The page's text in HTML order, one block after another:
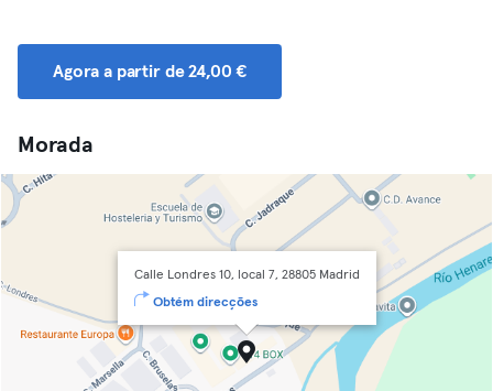
Agora a partir de 24,00 €
Morada
Calle Londres 10, local 7, 28805 Madrid
Obtém direcções